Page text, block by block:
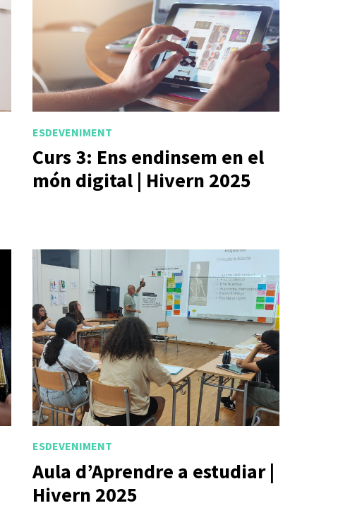
ESDEVENIMENT
Curs 3: Ens endinsem en el
món digital | Hivern 2025
ESDEVENIMENT
Aula d’Aprendre a estudiar |
Hivern 2025